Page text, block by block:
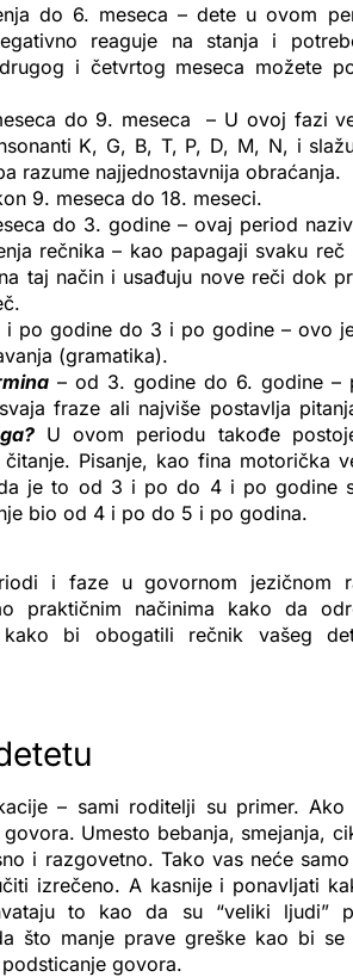
do 6. meseca – dete u ovom
reaguje na stanja i
i četvrtog meseca možete
do 9. meseca – U ovoj fazi
K, G, B, T, P, D, M, N, i
razume najjednostavnija obraćanja.
9. meseca do 18. meseci.
do 3. godine – ovaj period
rečnika – kao papagaji svaku
taj način i usađuju nove reči dok
po godine do 3 i po godine – ovo
(gramatika).
– od 3. godine do 6. godine –
fraze ali najviše postavlja
U ovom periodu takođe
Pisanje, kao fina motorička
je to od 3 i po do 4 i po godine
bio od 4 i po do 5 i po godina.
i faze u govornom jezičnom
praktičnim načinima kako da
bi obogatili rečnik vašeg
– sami roditelji su primer.
Umesto bebanja, smejanja,
i razgovetno. Tako vas neće
izrečeno. A kasnije i ponavljati
to kao da su “veliki ljudi”
što manje prave greške kao bi
govora.